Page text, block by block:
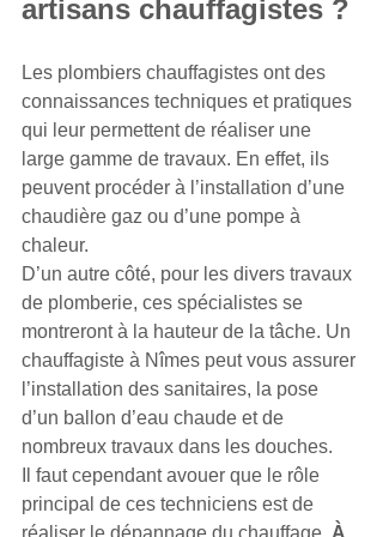
artisans chauffagistes ?
Les plombiers chauffagistes ont des
connaissances techniques et pratiques
qui leur permettent de réaliser une
large gamme de travaux. En effet, ils
peuvent procéder à l’installation d’une
chaudière gaz ou d’une pompe à
chaleur.
D’un autre côté, pour les divers travaux
de plomberie, ces spécialistes se
montreront à la hauteur de la tâche. Un
chauffagiste à Nîmes peut vous assurer
l’installation des sanitaires, la pose
d’un ballon d’eau chaude et de
nombreux travaux dans les douches.
Il faut cependant avouer que le rôle
principal de ces techniciens est de